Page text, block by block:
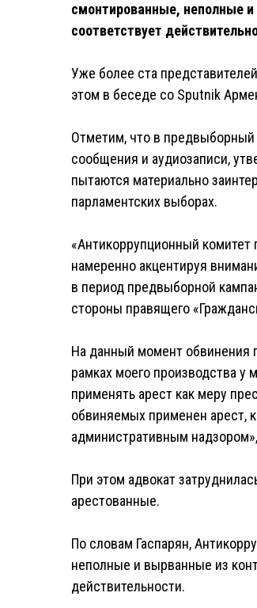
смонтированные, неполные
соответствует
Уже более ста
этом в беседе со Sputnik
Отметим, что в предвыборный
сообщения и аудиозаписи,
пытаются материально
парламентских выборах.
«Антикоррупционный
намеренно акцентируя
в период предвыборной
стороны правящего
На данный момент обвинения
рамках моего производства
применять арест как меру
обвиняемых применен арест,
административным
При этом адвокат
арестованные.
По словам Гаспарян,
неполные и вырванные из
действительности.